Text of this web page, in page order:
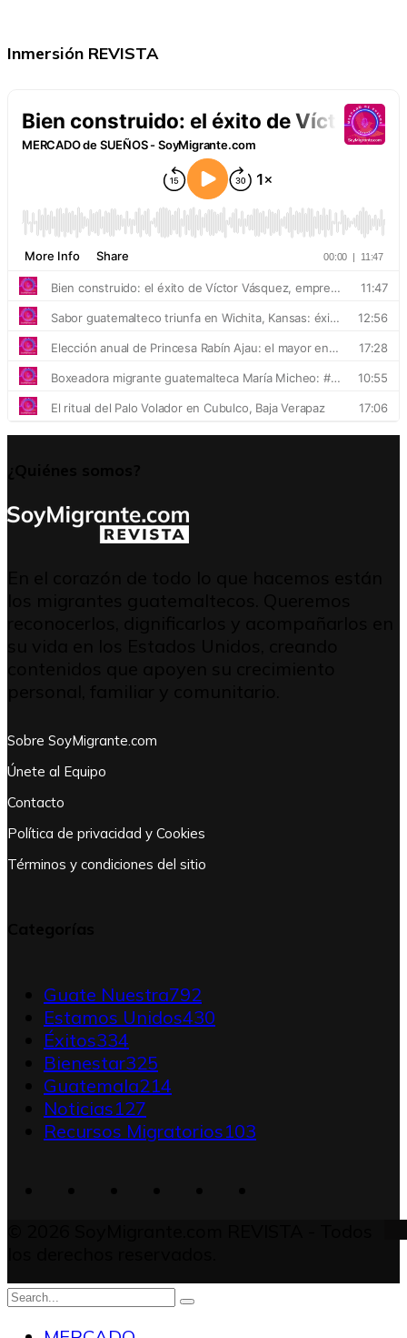
Inmersión REVISTA
Sobre SoyMigrante.com
Únete al Equipo
Contacto
Política de privacidad y Cookies
Términos y condiciones del sitio
Guate Nuestra792
Estamos Unidos430
Éxitos334
Bienestar325
Guatemala214
Noticias127
Recursos Migratorios103